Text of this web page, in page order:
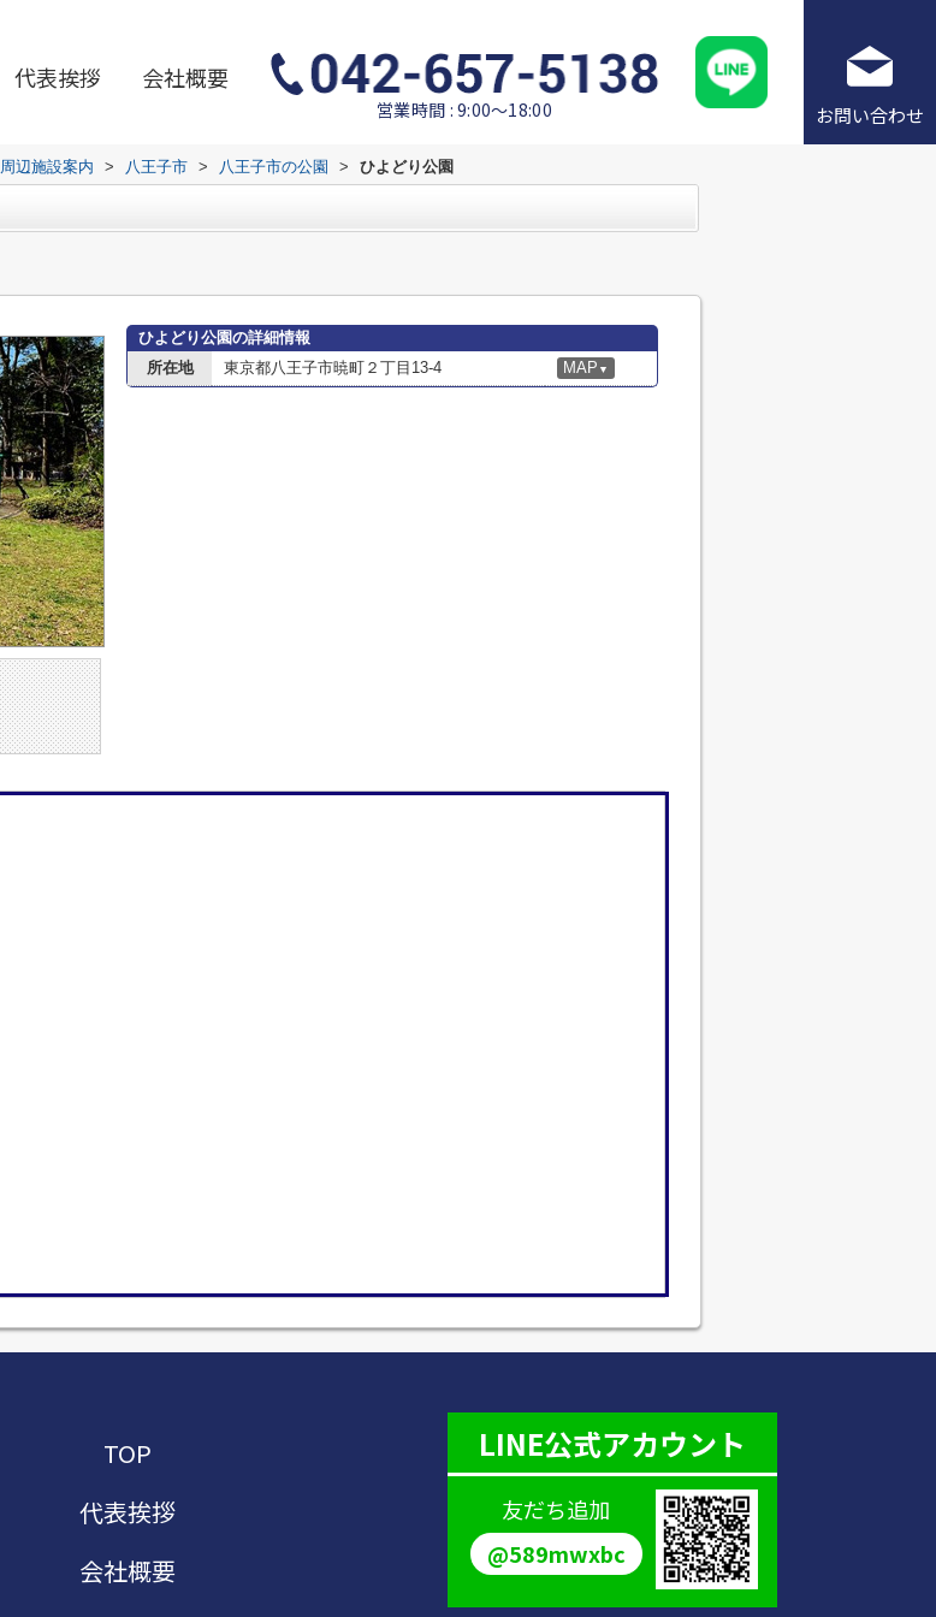
代表挨拶 会社概要
営業時間 : 9:00～18:00 お問い合わせ
周辺施設案内 > 八王子市 > 八王子市の公園 > ひよどり公園
ひよどり公園の詳細情報
所在地
東京都八王子市暁町２丁目13-4 MAP ▼
TOP
代表挨拶
会社概要
LINE公式アカウント
友だち追加
@589mwxbc